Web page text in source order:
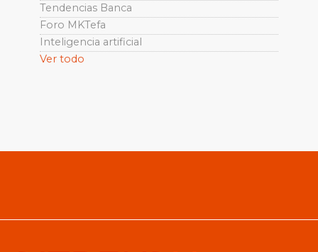
Tendencias Banca
Foro MKTefa
Inteligencia artificial
Ver todo